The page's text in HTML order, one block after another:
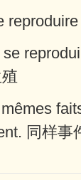
reproduire
同样事